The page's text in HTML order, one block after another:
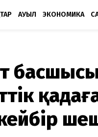
АУЫЛ ЭКОНОМИКА